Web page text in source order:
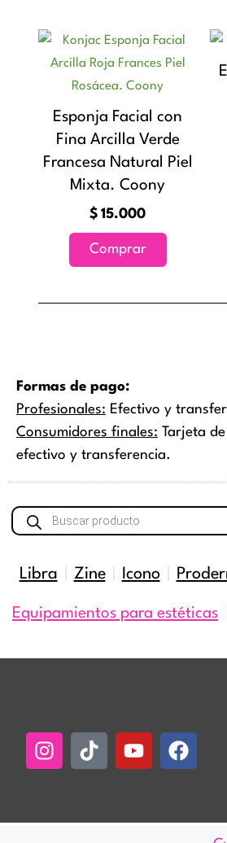
Esponja Facial con
Fina Arcilla Verde
Francesa Natural Piel
Mixta. Coony
$ 15.000
Comprar
Formas de pago:
Profesionales: Efectivo y
Consumidores finales: Tarjeta
efectivo y transferencia.
Búsqueda
de
Libra Zine| Icono
Equipamientos para estéticas
Instagram
TiktokYoutube